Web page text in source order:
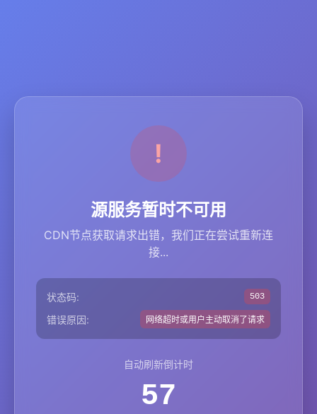
源服务暂时不可用
CDN节点获取请求出错，我们正在尝试重新连
接...
状态码: 503
错误原因: 网络超时或用户主动取消了请求
自动刷新倒计时
57